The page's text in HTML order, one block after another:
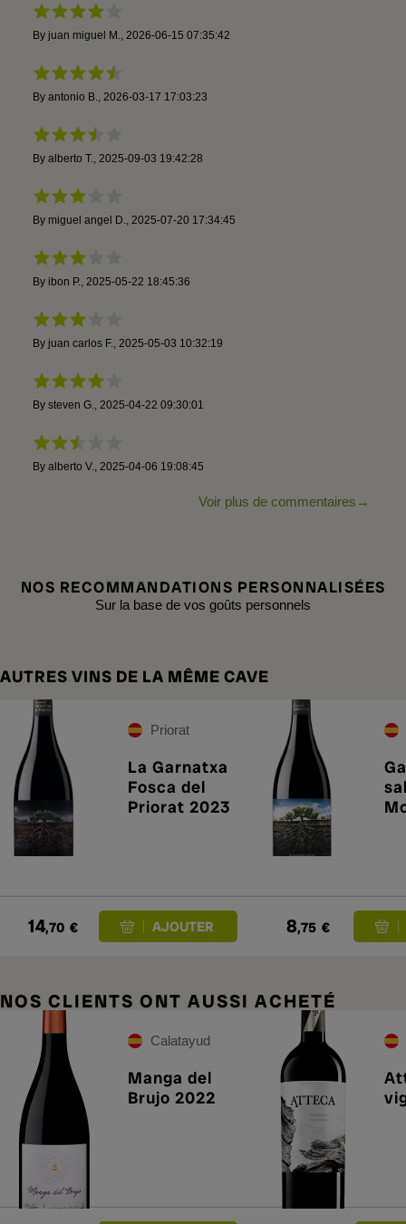
By juan miguel M. 2026-06-15 07:35:42
By antonio B. 2026-03-17 17:03:23
By alberto T. 2025-09-03 19:42:28
By miguel angel D. 2025-07-20 17:34:45
By ibon P. 2025-05-22 18:45:36
By juan carlos F. 2025-05-03 10:32:19
By steven G. 2025-04-22 09:30:01
By alberto V. 2025-04-06 19:08:45
Voir plus de commentaires
NOS RECOMMANDATIONS PERSONNALISÉES
Sur la base de vos goûts personnels
AUTRES VINS DE LA MÊME CAVE
Priorat
La Garnatxa
Fosca del
Priorat 2023
14,70 € 8,75 €
NOS CLIENTS ONT AUSSI ACHETÉ
Calatayud
Manga del
Brujo 2022